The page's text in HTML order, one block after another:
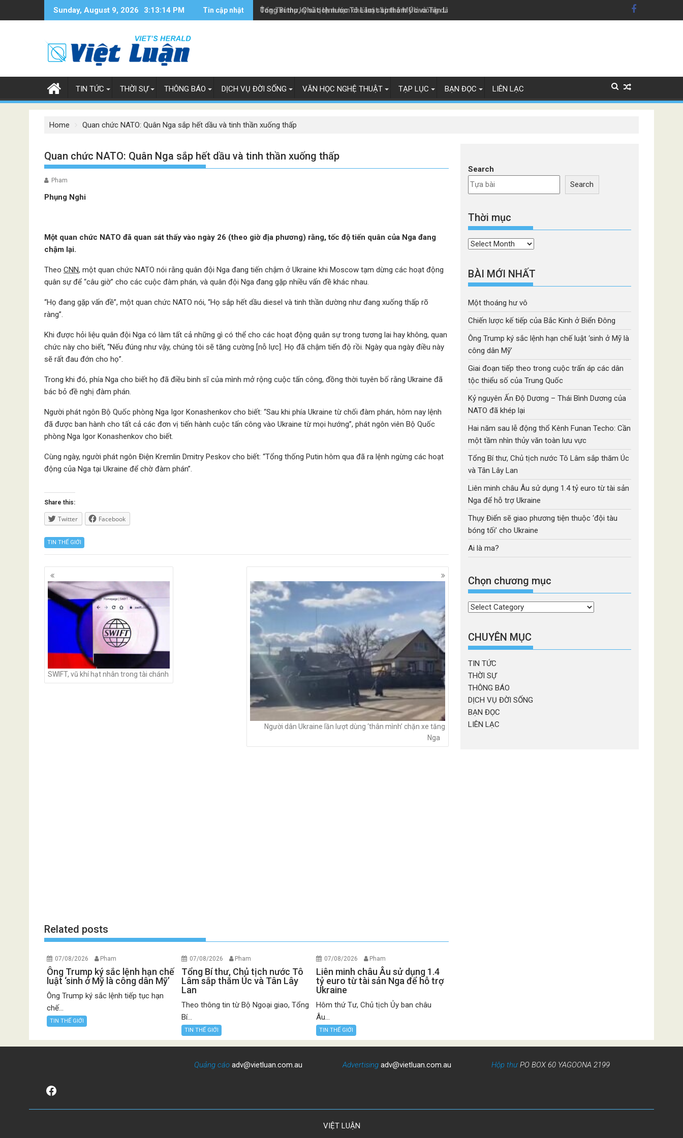
Sunday, August 9, 2026 3:13:15 PM Tin cập nhật Ông Trump ký sắc lệnh hạn chế luật 'sinh ở Mỹ là công dân Mỹ'
Tổng Bí thư, Chủ tịch nước Tô Lâm sắp thăm Úc và Tân Lây Lan
TIN TỨC THỜI SỰ THÔNG BÁO DỊCH VỤ ĐỜI SỐNG VĂN HỌC NGHỆ THUẬT TẠP LỤC BẠN ĐỌC LIÊN LẠC
Home Quan chức NATO: Quân Nga sắp hết dầu và tinh thần xuống thấp
Quan chức NATO: Quân Nga sắp hết dầu và tinh thần xuống thấp
Pham
Phụng Nghi
Một quan chức NATO đã quan sát thấy vào ngày 26 (theo giờ địa phương) rằng, tốc độ tiến quân của Nga đang
chậm lại.
Theo CNN, một quan chức NATO nói rằng quân đội Nga đang tiến chậm ở Ukraine khi Moscow tạm dừng các hoạt động
quân sự để “câu giờ” cho các cuộc đàm phán, và quân đội Nga đang gặp nhiều vấn đề khác nhau.
“Họ đang gặp vấn đề”, một quan chức NATO nói, “Họ sắp hết dầu diesel và tinh thần dường như đang xuống thấp rõ
ràng”.
Khi được hỏi liệu quân đội Nga có làm tất cả những gì có thể cho các hoạt động quân sự trong tương lai hay không, quan
chức này cho biết, “Nếu đúng như vậy, chúng tôi sẽ tăng cường [nỗ lực]. Họ đã chậm tiến độ rồi. Ngày qua ngày điều này
sẽ rất đau đớn cho họ”.
Trong khi đó, phía Nga cho biết họ đã điều binh sĩ của mình mở rộng cuộc tấn công, đồng thời tuyên bố rằng Ukraine đã
bác bỏ đề nghị đàm phán.
Người phát ngôn Bộ Quốc phòng Nga Igor Konashenkov cho biết: “Sau khi phía Ukraine từ chối đàm phán, hôm nay lệnh
đã được ban hành cho tất cả các đơn vị tiến hành cuộc tấn công vào Ukraine từ mọi hướng”, phát ngôn viên Bộ Quốc
phòng Nga Igor Konashenkov cho biết.
Cùng ngày, người phát ngôn Điện Kremlin Dmitry Peskov cho biết: “Tổng thống Putin hôm qua đã ra lệnh ngừng các hoạt
động của Nga tại Ukraine để chờ đàm phán”.
Share this:
Twitter Facebook
TIN THẾ GIỚI
Posts
navigation
SWIFT, vũ khí hạt nhân trong tài chánh
Người dân Ukraine lần lượt dùng ‘thân mình’ chặn xe tăng
Nga
Related posts
07/08/2026 Pham
Ông Trump ký sắc lệnh hạn chế
luật ‘sinh ở Mỹ là công dân Mỹ’
Ông Trump ký sắc lệnh tiếp tục hạn
chế...
TIN THẾ GIỚI
07/08/2026 Pham
Tổng Bí thư, Chủ tịch nước Tô
Lâm sắp thăm Úc và Tân Lây
Lan
Theo thông tin từ Bộ Ngoại giao, Tổng
Bí...
TIN THẾ GIỚI
07/08/2026 Pham
Liên minh châu Âu sử dụng 1.4
tỷ euro từ tài sản Nga để hỗ trợ
Ukraine
Hôm thứ Tư, Chủ tịch Ủy ban châu
Âu...
TIN THẾ GIỚI
Search
Search
Thời mục
Thời
BÀI MỚI NHẤT
Một thoáng hư vô
Chiến lược kế tiếp của Bắc Kinh ở Biển Đông
Ông Trump ký sắc lệnh hạn chế luật ‘sinh ở Mỹ là
công dân Mỹ’
Giai đoạn tiếp theo trong cuộc trấn áp các dân
tộc thiểu số của Trung Quốc
Kỷ nguyên Ấn Độ Dương – Thái Bình Dương của
NATO đã khép lại
Hai năm sau lễ động thổ Kênh Funan Techo: Cần
một tầm nhìn thủy văn toàn lưu vực
Tổng Bí thư, Chủ tịch nước Tô Lâm sắp thăm Úc
và Tân Lây Lan
Liên minh châu Âu sử dụng 1.4 tỷ euro từ tài sản
Nga để hỗ trợ Ukraine
Thụy Điển sẽ giao phương tiện thuộc ‘đội tàu
bóng tối’ cho Ukraine
Ai là ma?
Chọn chương mục
Chọn
mục
CHUYÊN MỤC
TIN TỨC
THỜI SỰ
THÔNG BÁO
DỊCH VỤ ĐỜI SỐNG
BẠN ĐỌC
LIÊN LẠC
Quảng cáoadv@vietluan.com.au Advertising adv@vietluan.com.au Hộp thưPO BOX 60 YAGOONA 2199
Facebook
VIỆT LUẬN